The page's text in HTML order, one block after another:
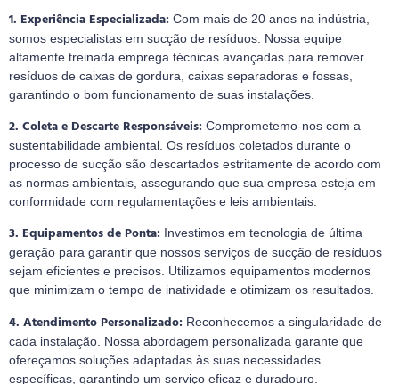
1. Experiência Especializada: Com mais de 20 anos na indústria,
somos especialistas em sucção de resíduos. Nossa equipe
altamente treinada emprega técnicas avançadas para remover
resíduos de caixas de gordura, caixas separadoras e fossas,
garantindo o bom funcionamento de suas instalações.
2. Coleta e Descarte Responsáveis: Comprometemo-nos com a
sustentabilidade ambiental. Os resíduos coletados durante o
processo de sucção são descartados estritamente de acordo com
as normas ambientais, assegurando que sua empresa esteja em
conformidade com regulamentações e leis ambientais.
3. Equipamentos de Ponta: Investimos em tecnologia de última
geração para garantir que nossos serviços de sucção de resíduos
sejam eficientes e precisos. Utilizamos equipamentos modernos
que minimizam o tempo de inatividade e otimizam os resultados.
4. Atendimento Personalizado: Reconhecemos a singularidade de
cada instalação. Nossa abordagem personalizada garante que
ofereçamos soluções adaptadas às suas necessidades
específicas, garantindo um serviço eficaz e duradouro.